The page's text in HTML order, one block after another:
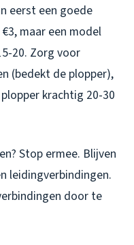
eerst een goede
maar een model
20. Zorg voor
(bedekt de plopper),
krachtig 20-30
Stop ermee. Blijven
leidingverbindingen.
door te